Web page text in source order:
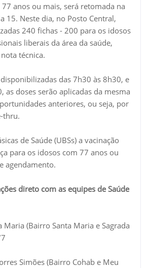
anos ou mais, será retomada na
15. Neste dia, no Posto Central,
240 fichas - 200 para os idosos
liberais da área da saúde,
técnica.
das 7h30 às 8h30, e
as doses serão aplicadas da mesma
anteriores, ou seja, por
thru.
de Saúde (UBSs) a vacinação
para os idosos com 77 anos ou
agendamento.
direto com as equipes de Saúde
Maria (Bairro Santa Maria e Sagrada
Simões (Bairro Cohab e Meu